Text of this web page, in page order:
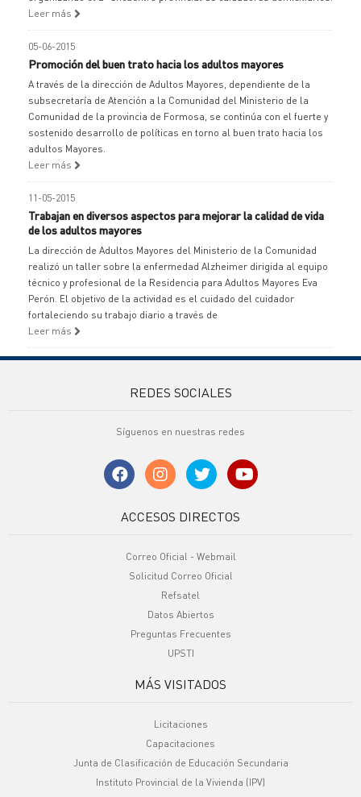
Leer más
05-06-2015
Promoción del buen trato hacia los adultos mayores
A través de la dirección de Adultos Mayores, dependiente de la
subsecretaría de Atención a la Comunidad del Ministerio de la
Comunidad de la provincia de Formosa, se continúa con el fuerte y
sostenido desarrollo de políticas en torno al buen trato hacia los
adultos Mayores.
Leer más
11-05-2015
Trabajan en diversos aspectos para mejorar la calidad de vida
de los adultos mayores
La dirección de Adultos Mayores del Ministerio de la Comunidad
realizó un taller sobre la enfermedad Alzheimer dirigida al equipo
técnico y profesional de la Residencia para Adultos Mayores Eva
Perón. El objetivo de la actividad es el cuidado del cuidador
fortaleciendo su trabajo diario a través de
Leer más
REDES SOCIALES
Síguenos en nuestras redes
ACCESOS DIRECTOS
Correo Oficial - Webmail
Solicitud Correo Oficial
Refsatel
Datos Abiertos
Preguntas Frecuentes
UPSTI
MÁS VISITADOS
Licitaciones
Capacitaciones
Junta de Clasificación de Educación Secundaria
Instituto Provincial de la Vivienda (IPV)